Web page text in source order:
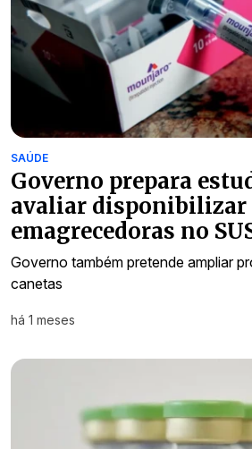
SAÚDE
Governo prepara
avaliar disponibilizar
emagrecedoras no
Governo também pretende ampliar
canetas
há 1 meses